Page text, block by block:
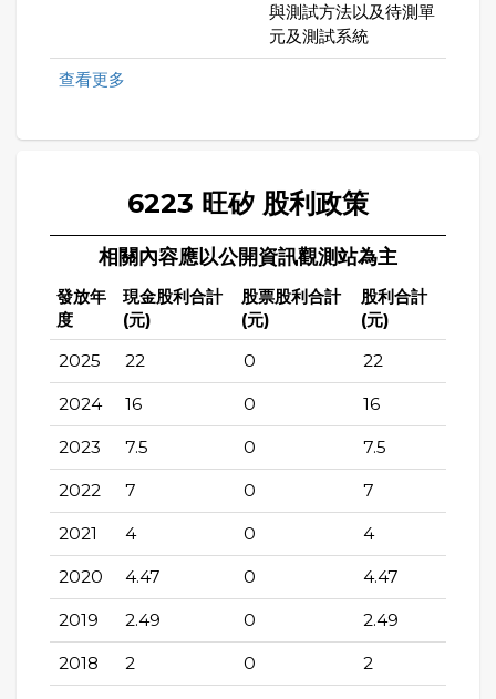
與測試方法以及待測單
元及測試系統
查看更多
6223 旺矽 股利政策
相關內容應以公開資訊觀測站為主
發放年
度
現金股利合計
(元)
股票股利合計
(元)
股利合計
(元)
2025 22 0 22
2024 16 0 16
2023 7.5 0 7.5
2022 7 0 7
2021 4 0 4
2020 4.47 0 4.47
2019 2.49 0 2.49
2018 2 0 2